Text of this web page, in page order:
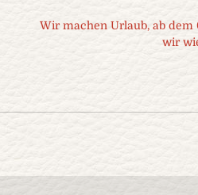
Wir machen Urlaub, ab dem
wir